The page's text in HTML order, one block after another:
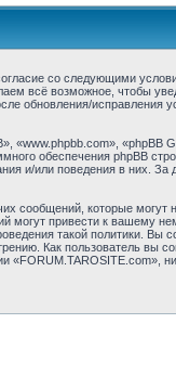
со следующими
всё возможное, чтобы
обновления/исправления
«phpBB
обеспечения phpBB
и/или поведения в них. За
сообщений, которые могут
могут привести к вашему
такой политики. Вы
Как пользователь вы
«FORUM.TAROSITE.com»,